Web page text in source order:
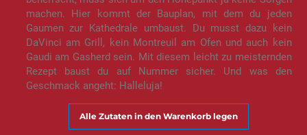
machen. Hier kommt der Bauplan, mit dem du jeden
Gaumen zur Kathedrale umbaust. Du musst dazu kein
DaVinci am Grill, kein Montreuil am Ofen und auch kein
Gaudi am Gasherd sein. Mit diesem leicht zu meisternden
Rezept baust du auf Nummer sicher. Und was den
Geschmack angeht: Halleluja!
Alle Zutaten in den Warenkorb legen